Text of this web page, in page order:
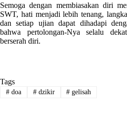
Semoga dengan membiasakan diri
SWT, hati menjadi lebih tenang,
dan setiap ujian dapat dihadapi
bahwa pertolongan-Nya selalu
berserah diri.
Tags
#doa #dzikir # gelisah